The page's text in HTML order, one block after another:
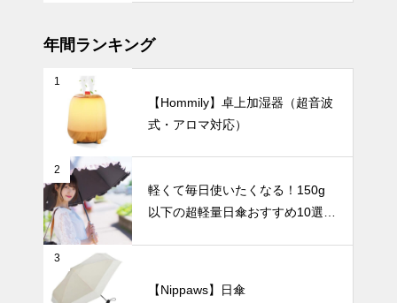
軽くて毎日使
いたくなる！
150g以下の
超軽量日傘お
すすめ10選
【完全遮光・
晴雨兼用】
UV・雨対策
バッグにすっ
きり収納！持
ち運びに便利
年間ランキング
1
【Hommily】卓上加湿器（超音波
式・アロマ対応）
2
軽くて毎日使いたくなる！150g
以下の超軽量日傘おすすめ10選
3
【Nippaws】日傘